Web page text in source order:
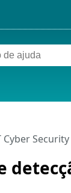
Cyber Security